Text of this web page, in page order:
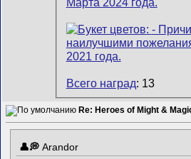
Всего наград: 13
Re: Heroes of Might &
Arandor